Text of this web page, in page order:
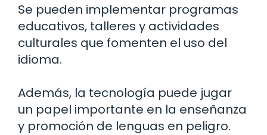
Se pueden implementar programas
educativos, talleres y actividades
culturales que fomenten el uso del
idioma.
Además, la tecnología puede jugar
un papel importante en la enseñanza
y promoción de lenguas en peligro.